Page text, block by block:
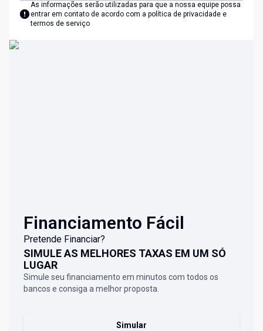
As informações serão utilizadas para que a nossa equipe possa
entrar em contato de acordo com a política de privacidade e
termos de serviço
Financiamento Fácil
Pretende Financiar?
SIMULE AS MELHORES TAXAS EM UM SÓ
LUGAR
Simule seu financiamento em minutos com todos os
bancos e consiga a melhor proposta.
Simular